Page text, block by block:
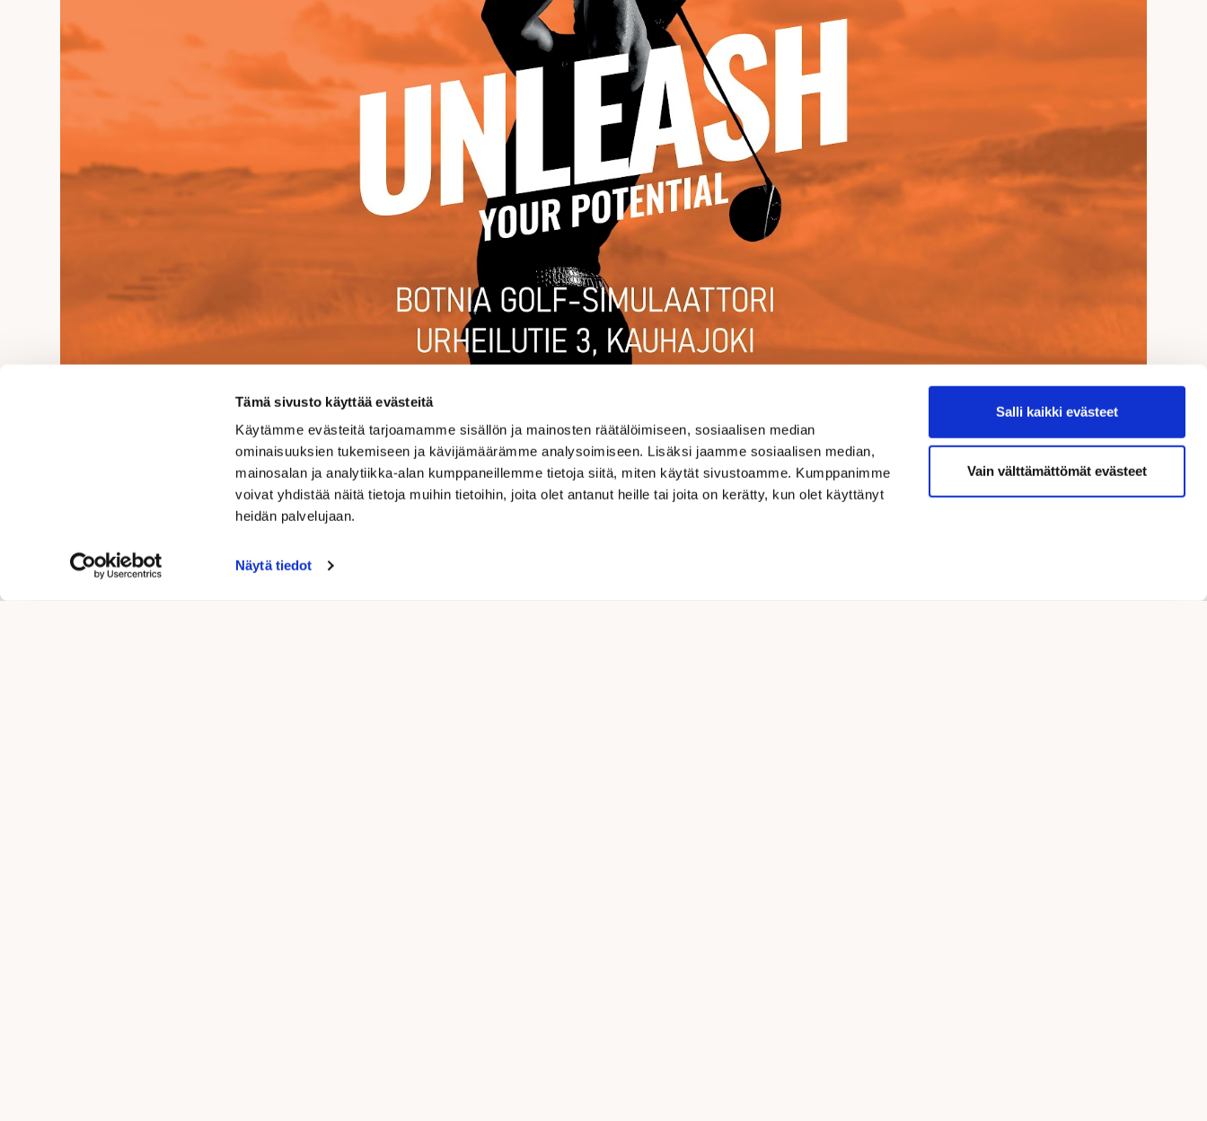
Tämä sivusto käyttää evästeitä
Käytämme evästeitä tarjoamamme sisällön ja mainosten räätälöimiseen, sosiaalisen median
ominaisuuksien tukemiseen ja kävijämäärämme analysoimiseen. Lisäksi jaamme sosiaalisen median,
mainosalan ja analytiikka-alan kumppaneillemme tietoja siitä, miten käytät sivustoamme. Kumppanimme
voivat yhdistää näitä tietoja muihin tietoihin, joita olet antanut heille tai joita on kerätty, kun olet käyttänyt
heidän palvelujaan.
Näytä tiedot
Salli kaikki evästeet
Vain välttämättömät evästeet